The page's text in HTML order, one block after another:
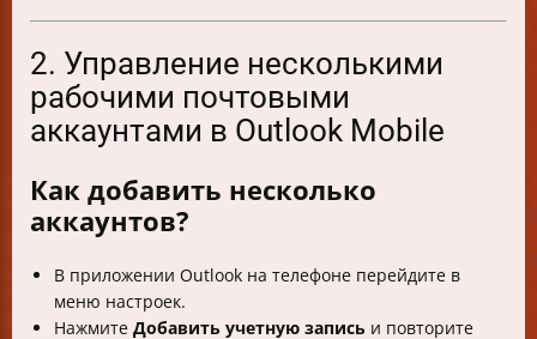
2. Управление несколькими
рабочими почтовыми
аккаунтами в Outlook Mobile
Как добавить несколько
аккаунтов?
В приложении Outlook на телефоне перейдите в
меню настроек.
Нажмите Добавить учетную запись и повторите